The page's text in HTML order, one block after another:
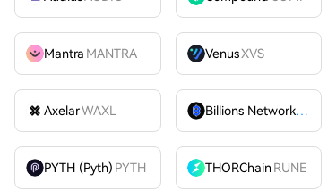
Mantra MANTRA VenusXVS
AxelarWAXL Billions Network
BILL
PYTH (Pyth) PYTH THORChain RUNE